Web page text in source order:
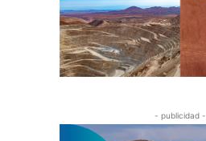
- publicidad -